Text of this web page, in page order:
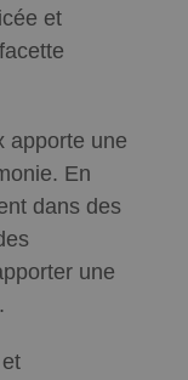
et
apporte une
En
dans des
une